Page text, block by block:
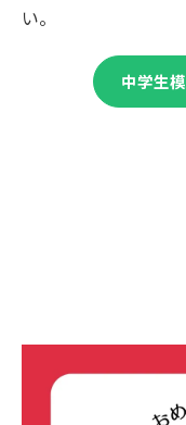
い。
中学生